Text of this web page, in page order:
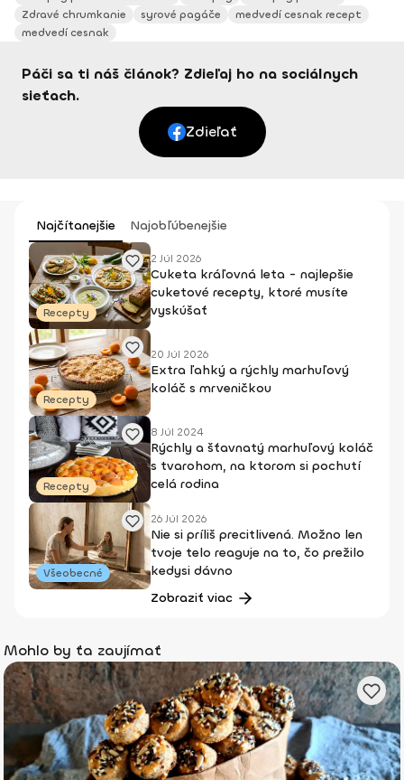
Zdravé chrumkanie
syrové pagáče
medvedí cesnak recept
medvedí cesnak
Páči sa ti náš článok? Zdieľaj ho na sociálnych
sieťach.
Zdieľať
Najčítanejšie Najobľúbenejšie
Recepty
2 Júl 2026
Cuketa kráľovná leta - najlepšie
cuketové recepty, ktoré musíte
vyskúšať
Recepty
20 Júl 2026
Extra ľahký a rýchly marhuľový
koláč s mrveničkou
Recepty
8 Júl 2024
Rýchly a šťavnatý marhuľový koláč
s tvarohom, na ktorom si pochutí
celá rodina
Všeobecné
26 Júl 2026
Nie si príliš precitlivená. Možno len
tvoje telo reaguje na to, čo prežilo
kedysi dávno
Zobraziť viac
Mohlo by ťa zaujímať